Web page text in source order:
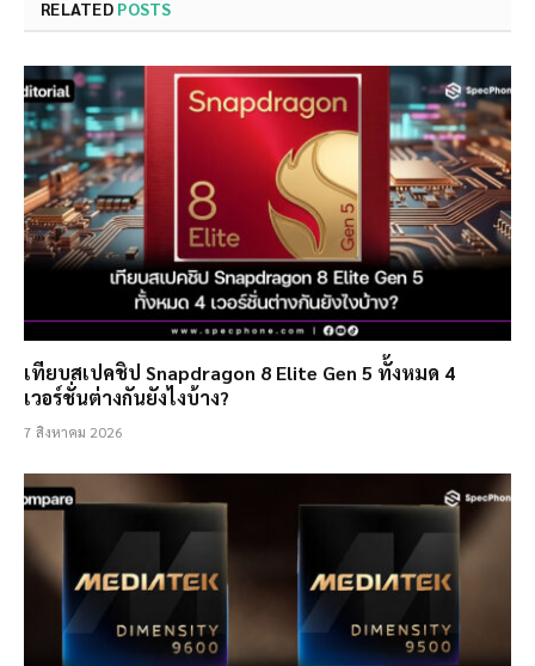
RELATED POSTS
เทียบสเปคชิป Snapdragon 8 Elite Gen 5 ทั้งหมด 4
เวอร์ชั่นต่างกันยังไงบ้าง?
7 สิงหาคม 2026